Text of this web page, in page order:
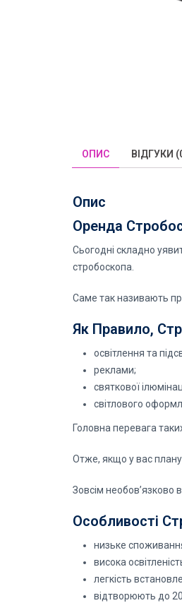
ОПИС ВІДГУКИ
Опис
Оренда
Сьогодні складно
стробоскопа.
Саме так називають
Як Правило,
освітлення та
реклами;
святкової
світлового
Головна перевага
Отже, якщо у вас
Зовсім необов’язково
Особливості
низьке
висока
легкість
відтворюють до